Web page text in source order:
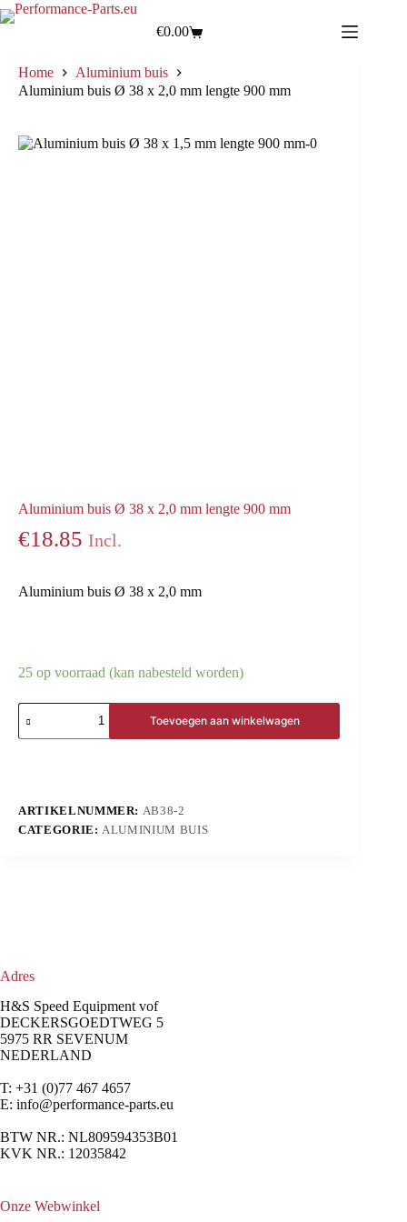
€0.00
Home
Aluminium buis
Aluminium buis Ø 38 x 2,0 mm lengte 900 mm
Aluminium buis Ø 38 x 2,0 mm lengte 900 mm
€18.85 Incl.
Aluminium buis Ø 38 x 2,0 mm
25 op voorraad (kan nabesteld worden)
Toevoegen aan winkelwagen
ARTIKELNUMMER: AB38-2
CATEGORIE: ALUMINIUM BUIS
Adres
H&S Speed Equipment vof
DECKERSGOEDTWEG 5
5975 RR SEVENUM
NEDERLAND
T: +31 (0)77 467 4657
E: info@performance-parts.eu
BTW NR.: NL809594353B01
KVK NR.: 12035842
Onze Webwinkel